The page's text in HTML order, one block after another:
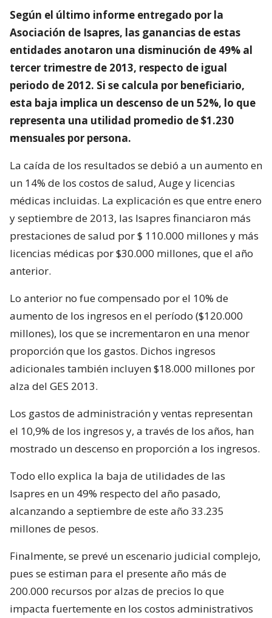
Según el último informe entregado por la
Asociación de Isapres, las ganancias de estas
entidades anotaron una disminución de 49% al
tercer trimestre de 2013, respecto de igual
periodo de 2012. Si se calcula por beneficiario,
esta baja implica un descenso de un 52%, lo que
representa una utilidad promedio de $1.230
mensuales por persona.
La caída de los resultados se debió a un aumento en
un 14% de los costos de salud, Auge y licencias
médicas incluidas. La explicación es que entre enero
y septiembre de 2013, las Isapres financiaron más
prestaciones de salud por $ 110.000 millones y más
licencias médicas por $30.000 millones, que el año
anterior.
Lo anterior no fue compensado por el 10% de
aumento de los ingresos en el período ($120.000
millones), los que se incrementaron en una menor
proporción que los gastos. Dichos ingresos
adicionales también incluyen $18.000 millones por
alza del GES 2013.
Los gastos de administración y ventas representan
el 10,9% de los ingresos y, a través de los años, han
mostrado un descenso en proporción a los ingresos.
Todo ello explica la baja de utilidades de las
Isapres en un 49% respecto del año pasado,
alcanzando a septiembre de este año 33.235
millones de pesos.
Finalmente, se prevé un escenario judicial complejo,
pues se estiman para el presente año más de
200.000 recursos por alzas de precios lo que
impacta fuertemente en los costos administrativos